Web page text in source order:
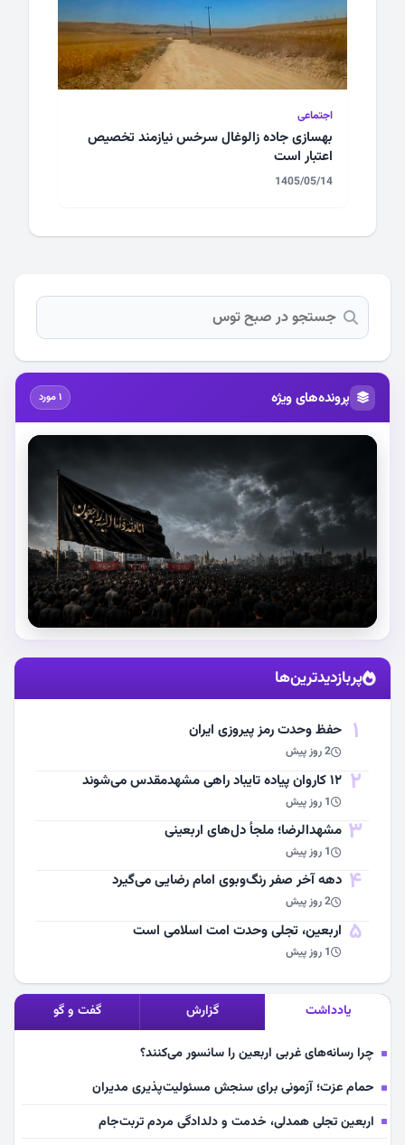
اجتماعی
بهسازی جاده زالوغال سرخس نیازمند تخصیص
اعتبار است
1405/05/14
پرونده‌های ویژه 1 مورد
استقبال از آقای شهید ایران
مشاهده اخبار
پربازدیدترین‌ها
1 حفظ وحدت رمز پیروزی ایران
2 روز پیش
2 ۱۲ کاروان پیاده تایباد راهی مشهدمقدس می‌شوند
1 روز پیش
3 مشهد‌الرضا؛ ملجأ دل‌های اربعینی
1 روز پیش
4 دهه آخر صفر رنگ‌وبوی امام رضایی می‌گیرد
2 روز پیش
5 اربعین، تجلی وحدت امت اسلامی است
1 روز پیش
یادداشت گزارش گفت و گو
چرا رسانه‌های غربی اربعین را سانسور می‌کنند؟
حمام عزت؛ آزمونی برای سنجش مسئولیت‌پذیری مدیران
اربعین تجلی همدلی، خدمت و دلدادگی مردم تربت‌جام